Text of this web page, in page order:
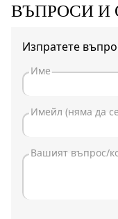
ВЪПРОСИ И
Изпратете